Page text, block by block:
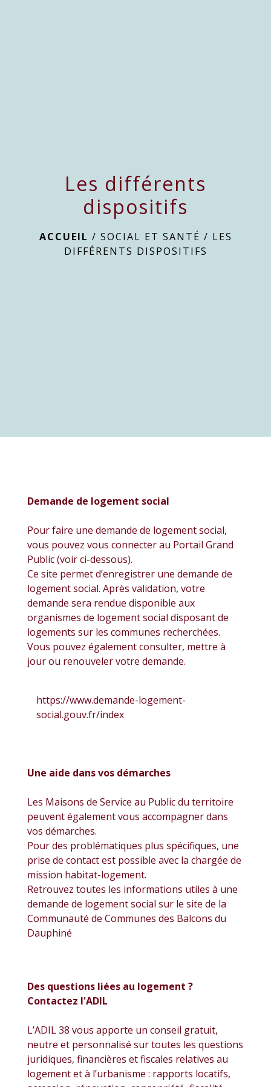
Les différents
dispositifs
ACCUEIL / SOCIAL ET SANTÉ / LES
DIFFÉRENTS DISPOSITIFS
Demande de logement social
Pour faire une demande de logement social,
vous pouvez vous connecter au Portail Grand
Public (voir ci-dessous).
Ce site permet d’enregistrer une demande de
logement social. Après validation, votre
demande sera rendue disponible aux
organismes de logement social disposant de
logements sur les communes recherchées.
Vous pouvez également consulter, mettre à
jour ou renouveler votre demande.
https://www.demande-logement-
social.gouv.fr/index
Une aide dans vos démarches
Les Maisons de Service au Public du territoire
peuvent également vous accompagner dans
vos démarches.
Pour des problématiques plus spécifiques, une
prise de contact est possible avec la chargée de
mission habitat-logement.
Retrouvez toutes les informations utiles à une
demande de logement social sur le site de la
Communauté de Communes des Balcons du
Dauphiné
Des questions liées au logement ?
Contactez l'ADIL
L’ADIL 38 vous apporte un conseil gratuit,
neutre et personnalisé sur toutes les questions
juridiques, financières et fiscales relatives au
logement et à l’urbanisme : rapports locatifs,